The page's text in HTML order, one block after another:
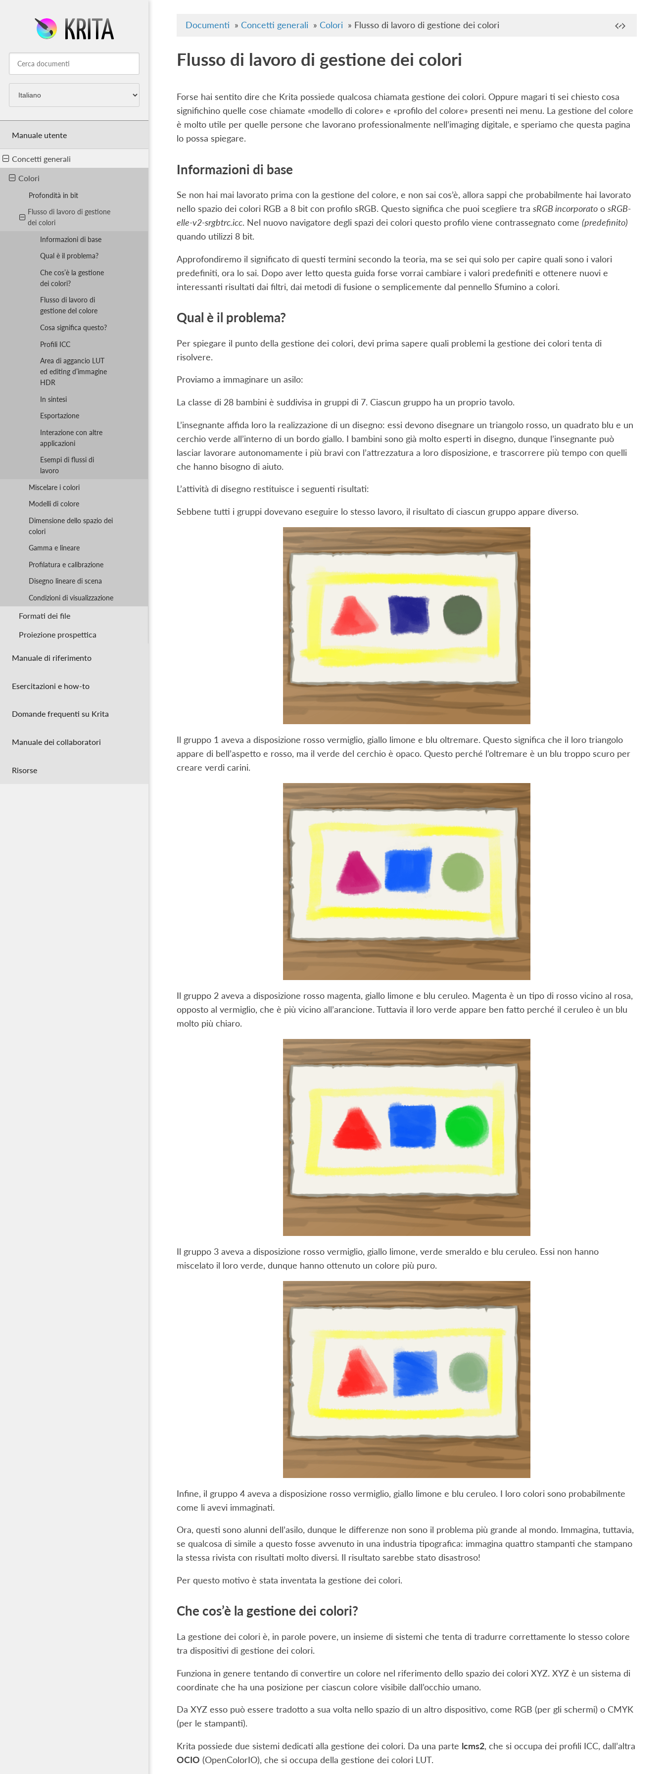
Manuale utente
Concetti generali
Colori
Profondità in bit
Flusso di lavoro di gestione
dei colori
Informazioni di base
Qual è il problema?
Che cos’è la gestione
dei colori?
Flusso di lavoro di
gestione del colore
Cosa significa questo?
Profili ICC
Area di aggancio LUT
ed editing d’immagine
HDR
In sintesi
Esportazione
Interazione con altre
applicazioni
Esempi di flussi di
lavoro
Miscelare i colori
Modelli di colore
Dimensione dello spazio dei
colori
Gamma e lineare
Profilatura e calibrazione
Disegno lineare di scena
Condizioni di visualizzazione
Formati dei file
Proiezione prospettica
Manuale di riferimento
Esercitazioni e how-to
Domande frequenti su Krita
Manuale dei collaboratori
Risorse
Documenti » Concetti generali » Colori » Flusso di lavoro di gestione dei colori
Flusso di lavoro di gestione dei colori
Forse hai sentito dire che Krita possiede qualcosa chiamata gestione dei colori. Oppure magari ti sei chiesto cosa
significhino quelle cose chiamate «modello di colore» e «profilo del colore» presenti nei menu. La gestione del colore
è molto utile per quelle persone che lavorano professionalmente nell’imaging digitale, e speriamo che questa pagina
lo possa spiegare.
Informazioni di base
Se non hai mai lavorato prima con la gestione del colore, e non sai cos’è, allora sappi che probabilmente hai lavorato
nello spazio dei colori RGB a 8 bit con profilo sRGB. Questo significa che puoi scegliere tra sRGB incorporatoo sRGB-
elle-v2-srgbtrc.icc. Nel nuovo navigatore degli spazi dei colori questo profilo viene contrassegnato come (predefinito)
quando utilizzi 8 bit.
Approfondiremo il significato di questi termini secondo la teoria, ma se sei qui solo per capire quali sono i valori
predefiniti, ora lo sai. Dopo aver letto questa guida forse vorrai cambiare i valori predefiniti e ottenere nuovi e
interessanti risultati dai filtri, dai metodi di fusione o semplicemente dal pennello Sfumino a colori.
Qual è il problema?
Per spiegare il punto della gestione dei colori, devi prima sapere quali problemi la gestione dei colori tenta di
risolvere.
Proviamo a immaginare un asilo:
La classe di 28 bambini è suddivisa in gruppi di 7. Ciascun gruppo ha un proprio tavolo.
L’insegnante affida loro la realizzazione di un disegno: essi devono disegnare un triangolo rosso, un quadrato blu e un
cerchio verde all’interno di un bordo giallo. I bambini sono già molto esperti in disegno, dunque l’insegnante può
lasciar lavorare autonomamente i più bravi con l’attrezzatura a loro disposizione, e trascorrere più tempo con quelli
che hanno bisogno di aiuto.
L’attività di disegno restituisce i seguenti risultati:
Sebbene tutti i gruppi dovevano eseguire lo stesso lavoro, il risultato di ciascun gruppo appare diverso.
Il gruppo 1 aveva a disposizione rosso vermiglio, giallo limone e blu oltremare. Questo significa che il loro triangolo
appare di bell’aspetto e rosso, ma il verde del cerchio è opaco. Questo perché l’oltremare è un blu troppo scuro per
creare verdi carini.
Il gruppo 2 aveva a disposizione rosso magenta, giallo limone e blu ceruleo. Magenta è un tipo di rosso vicino al rosa,
opposto al vermiglio, che è più vicino all’arancione. Tuttavia il loro verde appare ben fatto perché il ceruleo è un blu
molto più chiaro.
Il gruppo 3 aveva a disposizione rosso vermiglio, giallo limone, verde smeraldo e blu ceruleo. Essi non hanno
miscelato il loro verde, dunque hanno ottenuto un colore più puro.
Infine, il gruppo 4 aveva a disposizione rosso vermiglio, giallo limone e blu ceruleo. I loro colori sono probabilmente
come li avevi immaginati.
Ora, questi sono alunni dell’asilo, dunque le differenze non sono il problema più grande al mondo. Immagina, tuttavia,
se qualcosa di simile a questo fosse avvenuto in una industria tipografica: immagina quattro stampanti che stampano
la stessa rivista con risultati molto diversi. Il risultato sarebbe stato disastroso!
Per questo motivo è stata inventata la gestione dei colori.
Che cos’è la gestione dei colori?
La gestione dei colori è, in parole povere, un insieme di sistemi che tenta di tradurre correttamente lo stesso colore
tra dispositivi di gestione dei colori.
Funziona in genere tentando di convertire un colore nel riferimento dello spazio dei colori XYZ. XYZ è un sistema di
coordinate che ha una posizione per ciascun colore visibile dall’occhio umano.
Da XYZ esso può essere tradotto a sua volta nello spazio di un altro dispositivo, come RGB (per gli schermi) o CMYK
(per le stampanti).
Krita possiede due sistemi dedicati alla gestione dei colori. Da una parte lcms2, che si occupa dei profili ICC, dall’altra
OCIO (OpenColorIO), che si occupa della gestione dei colori LUT.